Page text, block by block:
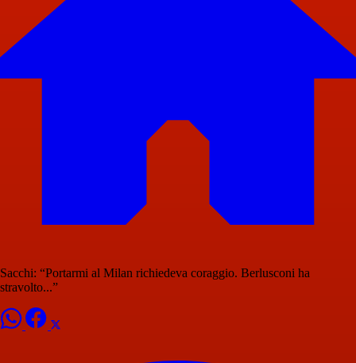
Sacchi: “Portarmi al Milan richiedeva coraggio. Berlusconi ha
stravolto...”